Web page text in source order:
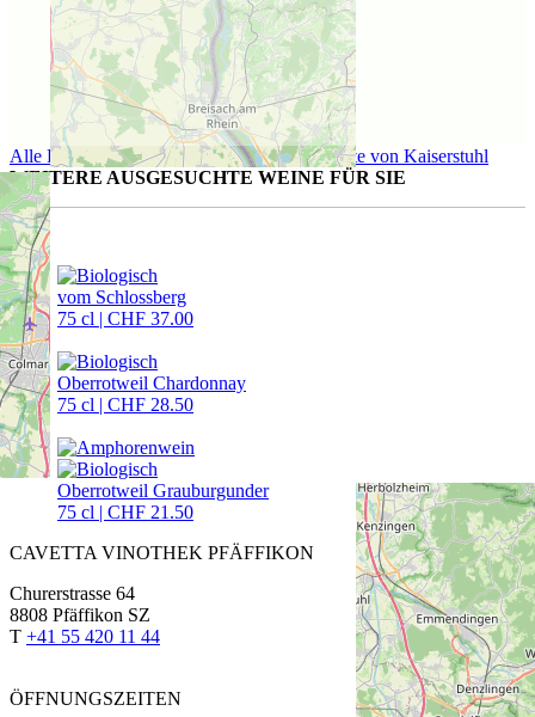
Alle Produkte der Region Kaiserstuhl Produkte von Kaiserstuhl
WEITERE AUSGESUCHTE WEINE FÜR SIE
vom Schlossberg
75 cl | CHF 37.00
Oberrotweil Chardonnay
75 cl | CHF 28.50
Oberrotweil Grauburgunder
75 cl | CHF 21.50
CAVETTA VINOTHEK PFÄFFIKON
Churerstrasse 64
8808 Pfäffikon SZ
T +41 55 420 11 44
ÖFFNUNGSZEITEN